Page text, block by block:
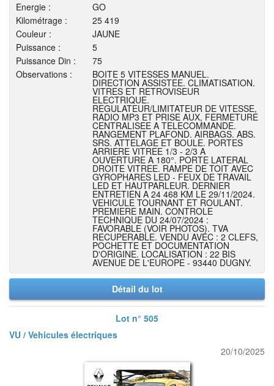
Energie :
GO
Kilométrage :
25 419
Couleur :
JAUNE
Puissance :
5
Puissance Din :
75
Observations :
BOITE 5 VITESSES MANUEL.
DIRECTION ASSISTEE. CLIMATISATION.
VITRES ET RETROVISEUR
ELECTRIQUE.
REGULATEUR/LIMITATEUR DE VITESSE,
RADIO MP3 ET PRISE AUX, FERMETURE
CENTRALISEE A TELECOMMANDE.
RANGEMENT PLAFOND. AIRBAGS. ABS.
SRS. ATTELAGE ET BOULE. PORTES
ARRIERE VITREE 1/3 - 2/3 A
OUVERTURE A 180°. PORTE LATERAL
DROITE VITREE. RAMPE DE TOIT AVEC
GYROPHARES LED - FEUX DE TRAVAIL
LED ET HAUTPARLEUR. DERNIER
ENTRETIEN A 24 468 KM LE 29/11/2024.
VEHICULE TOURNANT ET ROULANT.
PREMIERE MAIN. CONTROLE
TECHNIQUE DU 24/07/2024 :
FAVORABLE (VOIR PHOTOS). TVA
RECUPERABLE. VENDU AVEC : 2 CLEFS,
POCHETTE ET DOCUMENTATION
D'ORIGINE. LOCALISATION : 22 BIS
AVENUE DE L'EUROPE - 93440 DUGNY.
Détail du lot
Lot n° 505
VU / Vehicules électriques
20/10/2025